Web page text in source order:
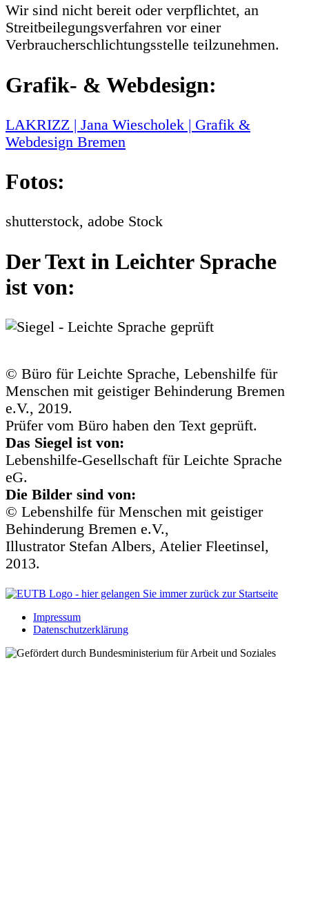
Wir sind nicht bereit oder verpflichtet, an
Streitbeilegungsverfahren vor einer
Verbraucherschlichtungsstelle teilzunehmen.
Grafik- & Webdesign:
LAKRIZZ | Jana Wiescholek | Grafik &
Webdesign Bremen
Fotos:
shutterstock, adobe Stock
Der Text in Leichter Sprache
ist von:
© Büro für Leichte Sprache, Lebenshilfe für
Menschen mit geistiger Behinderung Bremen
e.V., 2019.
Prüfer vom Büro haben den Text geprüft.
Das Siegel ist von:
Lebenshilfe-Gesellschaft für Leichte Sprache
eG.
Die Bilder sind von:
© Lebenshilfe für Menschen mit geistiger
Behinderung Bremen e.V.,
Illustrator Stefan Albers, Atelier Fleetinsel,
2013.
Impressum
Datenschutzerklärung